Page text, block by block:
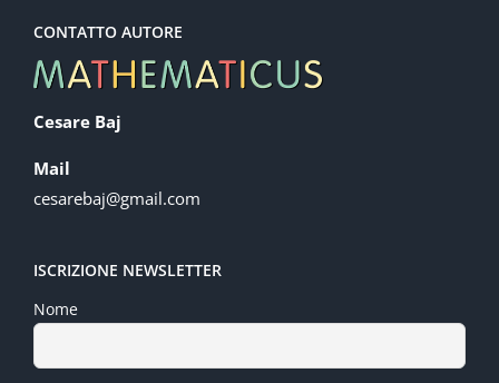
CONTATTO AUTORE
Cesare Baj
Mail
cesarebaj@gmail.com
ISCRIZIONE NEWSLETTER
Nome